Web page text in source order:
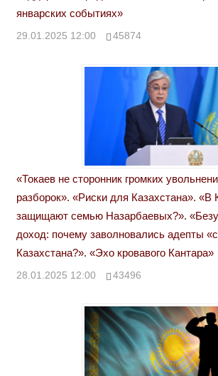
январских событиях»
29.01.2025 12:00 45874
«Токаев не сторонник громких
разборок». «Риски для Казахстана». «В
защищают семью Назарбаевых?».
доход: почему заволновались адепты
Казахстана?». «Эхо кровавого Кантара»
28.01.2025 12:00 43496